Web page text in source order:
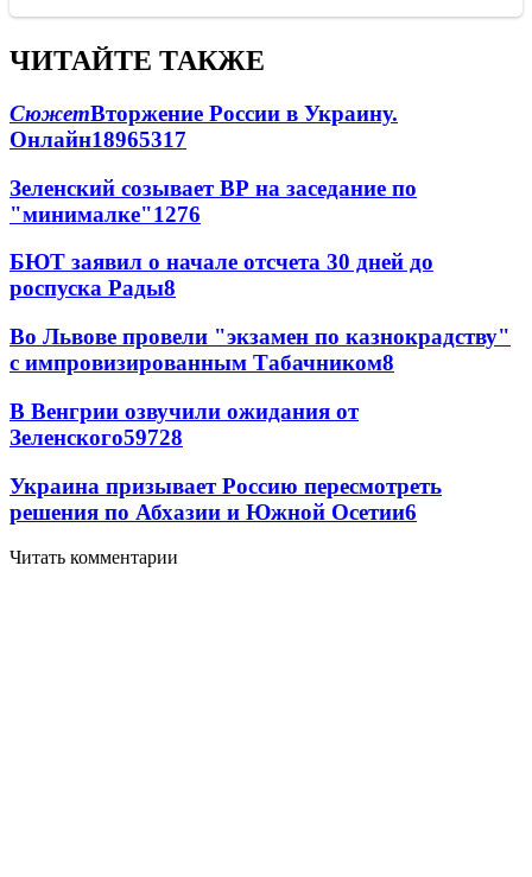
ЧИТАЙТЕ ТАКЖЕ
СюжетВторжение России в Украину.
Онлайн18965317
Зеленский созывает ВР на заседание по
"минималке"1276
БЮТ заявил о начале отсчета 30 дней до
роспуска Рады8
Во Львове провели "экзамен по казнокрадству"
с импровизированным Табачником8
В Венгрии озвучили ожидания от
Зеленского59728
Украина призывает Россию пересмотреть
решения по Абхазии и Южной Осетии6
Читать комментарии